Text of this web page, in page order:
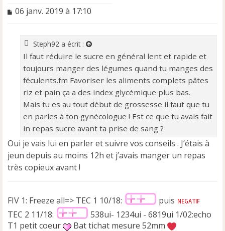
M
06 janv. 2019 à 17:10
Steph92 a écrit :
Il faut réduire le sucre en général lent et rapide et
toujours manger des légumes quand tu manges des
féculents.fm Favoriser les aliments complets pâtes
riz et pain ça a des index glycémique plus bas.
Mais tu es au tout début de grossesse il faut que tu
en parles à ton gynécologue ! Est ce que tu avais fait
in repas sucre avant ta prise de sang ?
Oui je vais lui en parler et suivre vos conseils . J’étais à
jeun depuis au moins 12h et j’avais manger un repas
très copieux avant !
FIV 1: Freeze all=> TEC 1 10/18:
puis
TEC 2 11/18:
538ui- 1234ui - 6819ui 1/02:echo
T1 petit coeur
Bat tichat mesure 52mm